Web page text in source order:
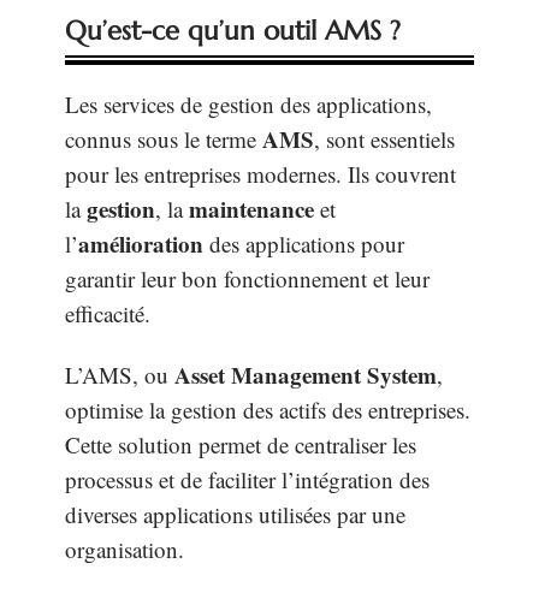
Qu’est-ce qu’un outil AMS ?
Les services de gestion des applications,
connus sous le terme AMS, sont essentiels
pour les entreprises modernes. Ils couvrent
lagestion, lamaintenance et
l’amélioration des applications pour
garantir leur bon fonctionnement et leur
efficacité.
L’AMS, ou Asset Management System,
optimise la gestion des actifs des entreprises.
Cette solution permet de centraliser les
processus et de faciliter l’intégration des
diverses applications utilisées par une
organisation.